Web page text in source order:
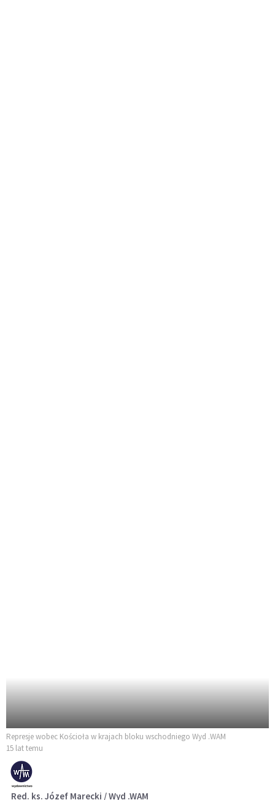
Represje wobec Kościoła w krajach bloku wschodniego Wyd .WAM
15 lat temu
Red. ks. Józef Marecki / Wyd .WAM